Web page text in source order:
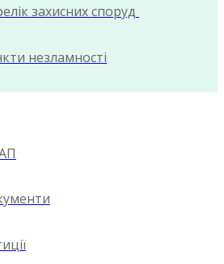
захисних споруд
незламності